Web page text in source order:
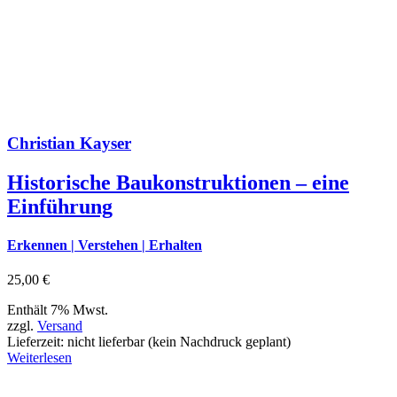
Christian Kayser
Historische Baukonstruktionen – eine
Einführung
Erkennen | Verstehen | Erhalten
25,00 €
Enthält 7% Mwst.
zzgl. Versand
Lieferzeit: nicht lieferbar (kein Nachdruck geplant)
Weiterlesen